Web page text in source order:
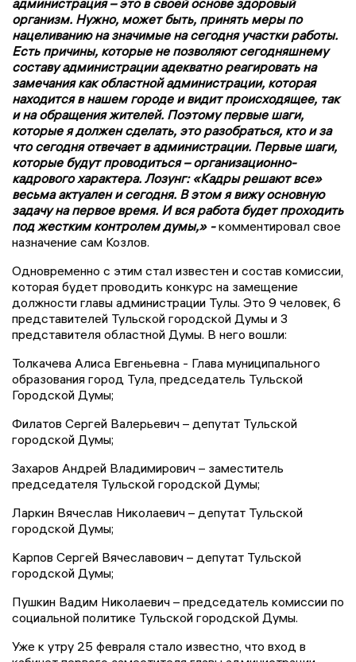
администрация – это в своей основе здоровый
организм. Нужно, может быть, принять меры по
нацеливанию на значимые на сегодня участки работы.
Есть причины, которые не позволяют сегодняшнему
составу администрации адекватно реагировать на
замечания как областной администрации, которая
находится в нашем городе и видит происходящее, так
и на обращения жителей. Поэтому первые шаги,
которые я должен сделать, это разобраться, кто и за
что сегодня отвечает в администрации. Первые шаги,
которые будут проводиться – организационно-
кадрового характера. Лозунг: «Кадры решают все»
весьма актуален и сегодня. В этом я вижу основную
задачу на первое время. И вся работа будет проходить
под жестким контролем думы,» -комментировал свое
назначение сам Козлов.
Одновременно с этим стал известен и состав комиссии,
которая будет проводить конкурс на замещение
должности главы администрации Тулы. Это 9 человек, 6
представителей Тульской городской Думы и 3
представителя областной Думы. В него вошли:
Толкачева Алиса Евгеньевна - Глава муниципального
образования город Тула, председатель Тульской
Городской Думы;
Филатов Сергей Валерьевич – депутат Тульской
городской Думы;
Захаров Андрей Владимирович – заместитель
председателя Тульской городской Думы;
Ларкин Вячеслав Николаевич – депутат Тульской
городской Думы;
Карпов Сергей Вячеславович – депутат Тульской
городской Думы;
Пушкин Вадим Николаевич – председатель комиссии по
социальной политике Тульской городской Думы.
Уже к утру 25 февраля стало известно, что вход в